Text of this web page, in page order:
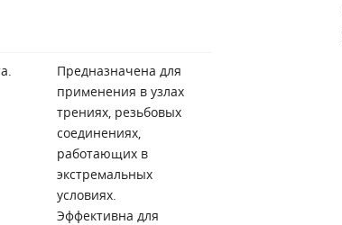
Предназначена для
применения в узлах
трениях, резьбовых
соединениях,
работающих в
экстремальных
условиях.
Эффективна для